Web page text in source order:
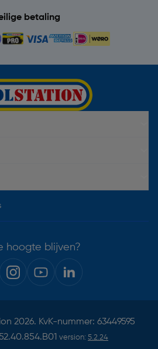
betaling
hoogte blijven?
2026. KvK-nummer: 63449595
version: 5.2.24